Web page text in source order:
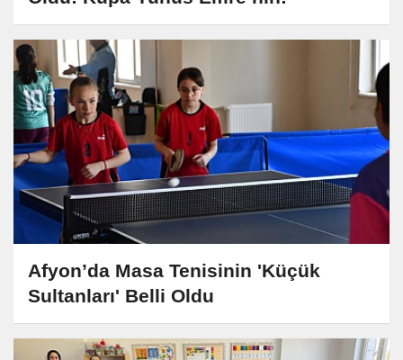
Afyon’da Masa Tenisinin 'Küçük
Sultanları' Belli Oldu